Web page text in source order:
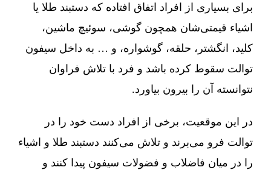
برای بسیاری از افراد اتفاق افتاده که دستبند طلا یا
اشیاء قیمتی‌شان همچون گوشی، سوئیچ ماشین،
کلید، انگشتر، حلقه، گوشواره، و … به داخل سیفون
توالت سقوط کرده باشد و فرد با تلاش فراوان
نتوانسته آن را بیرون بیاورد.
در این موقعیت، برخی از افراد دست خود را در
توالت فرو می‌برند و تلاش می‌کنند دستبند طلا و اشیاء
را در میان فاضلاب و فضولات سیفون پیدا کنند و